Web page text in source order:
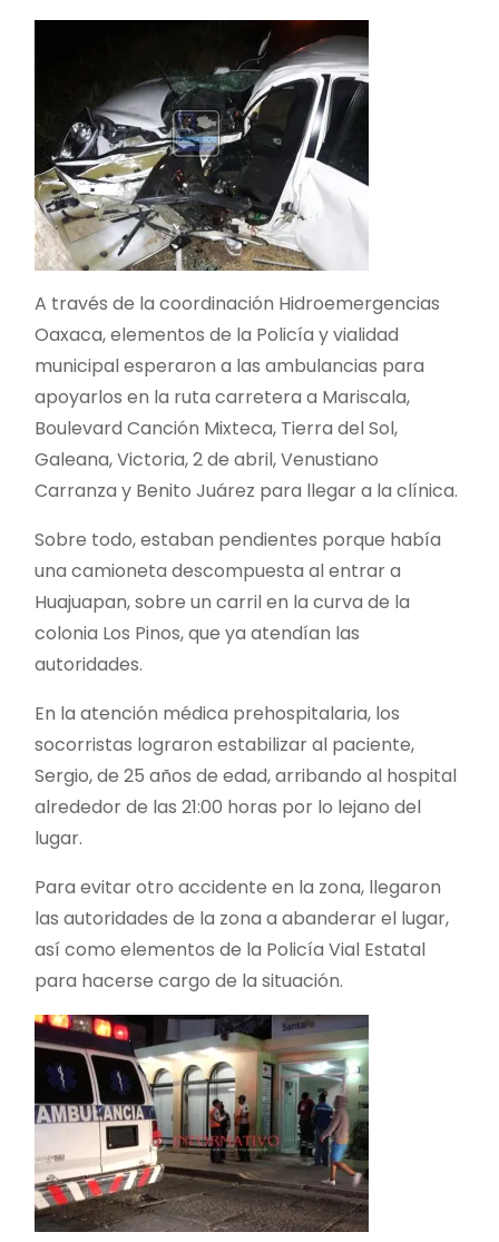
A través de la coordinación Hidroemergencias
Oaxaca, elementos de la Policía y vialidad
municipal esperaron a las ambulancias para
apoyarlos en la ruta carretera a Mariscala,
Boulevard Canción Mixteca, Tierra del Sol,
Galeana, Victoria, 2 de abril, Venustiano
Carranza y Benito Juárez para llegar a la clínica.
Sobre todo, estaban pendientes porque había
una camioneta descompuesta al entrar a
Huajuapan, sobre un carril en la curva de la
colonia Los Pinos, que ya atendían las
autoridades.
En la atención médica prehospitalaria, los
socorristas lograron estabilizar al paciente,
Sergio, de 25 años de edad, arribando al hospital
alrededor de las 21:00 horas por lo lejano del
lugar.
Para evitar otro accidente en la zona, llegaron
las autoridades de la zona a abanderar el lugar,
así como elementos de la Policía Vial Estatal
para hacerse cargo de la situación.